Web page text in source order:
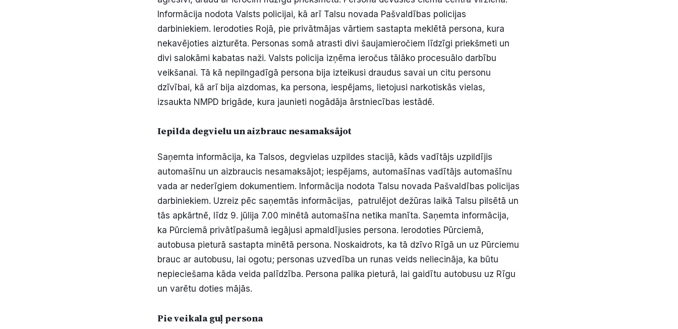
Informācija nodota Valsts policijai, kā arī Talsu novada Pašvaldības policijas
darbiniekiem. Ierodoties Rojā, pie privātmājas vārtiem sastapta meklētā persona, kura
nekavējoties aizturēta. Personas somā atrasti divi šaujamieročiem līdzīgi priekšmeti un
divi salokāmi kabatas naži. Valsts policija izņēma ieročus tālāko procesuālo darbību
veikšanai. Tā kā nepilngadīgā persona bija izteikusi draudus savai un citu personu
dzīvībai, kā arī bija aizdomas, ka persona, iespējams, lietojusi narkotiskās vielas,
izsaukta NMPD brigāde, kura jaunieti nogādāja ārstniecības iestādē.
Iepilda degvielu un aizbrauc nesamaksājot
Saņemta informācija, ka Talsos, degvielas uzpildes stacijā, kāds vadītājs uzpildījis
automašīnu un aizbraucis nesamaksājot; iespējams, automašīnas vadītājs automašīnu
vada ar nederīgiem dokumentiem. Informācija nodota Talsu novada Pašvaldības policijas
darbiniekiem. Uzreiz pēc saņemtās informācijas, patrulējot dežūras laikā Talsu pilsētā un
tās apkārtnē, līdz 9. jūlija 7.00 minētā automašīna netika manīta. Saņemta informācija,
ka Pūrciemā privātīpašumā iegājusi apmaldījusies persona. Ierodoties Pūrciemā,
autobusa pieturā sastapta minētā persona. Noskaidrots, ka tā dzīvo Rīgā un uz Pūrciemu
brauc ar autobusu, lai ogotu; personas uzvedība un runas veids neliecināja, ka būtu
nepieciešama kāda veida palīdzība. Persona palika pieturā, lai gaidītu autobusu uz Rīgu
un varētu doties mājās.
Pie veikala guļ persona